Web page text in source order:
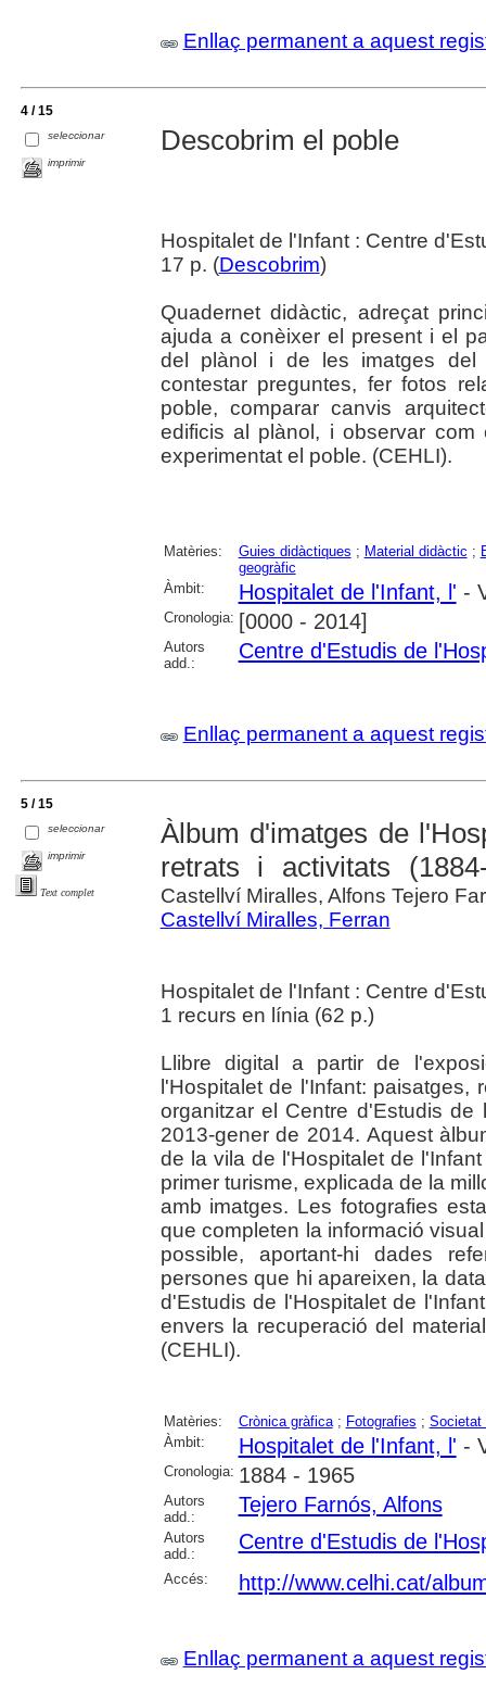
Enllaç permanent a aquest
4 / 15
seleccionar
imprimir
Descobrim el poble
Hospitalet de l'Infant : Centre
17 p. (Descobrim)
Quadernet didàctic, adreçat
ajuda a conèixer el present i el
del plànol i de les imatges del
contestar preguntes, fer fotos
poble, comparar canvis
edificis al plànol, i observar
experimentat el poble. (CEHLI).
Matèries: Guies didàctiques ; Material didàctic ;
geogràfic
Àmbit:
Hospitalet de l'Infant, l' -
Cronologia: [0000 - 2014]
Autors
add.:
Centre d'Estudis de
Enllaç permanent a aquest
5 / 15
seleccionar
imprimir
Text complet
Àlbum d'imatges de
retrats i activitats
Castellví Miralles, Alfons Tejero
Castellví Miralles, Ferran
Hospitalet de l'Infant : Centre
1 recurs en línia (62 p.)
Llibre digital a partir de
l'Hospitalet de l'Infant: paisatges,
organitzar el Centre d'Estudis
2013-gener de 2014. Aquest
de la vila de l'Hospitalet de
primer turisme, explicada de la
amb imatges. Les fotografies
que completen la informació
possible, aportant-hi dades
persones que hi apareixen, la
d'Estudis de l'Hospitalet de
envers la recuperació del
(CEHLI).
Matèries: Crònica gràfica; Fotografies ; Societat
Àmbit:
Hospitalet de l'Infant, l' -
Cronologia: 1884 - 1965
Autors
add.:
Tejero Farnós, Alfons
Autors
add.:
Centre d'Estudis de
Accés: http://www.celhi.cat/
Enllaç permanent a aquest